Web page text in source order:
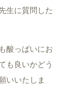
生に質問した
酸っぱいにお
も良いかどう
いいたしま